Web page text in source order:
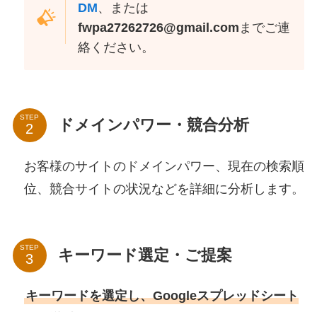
DM、または
fwpa27262726@gmail.com までご連
絡ください。
STEP ドメインパワー・競合分析
お客様のサイトのドメインパワー、現在の検索順
位、競合サイトの状況などを詳細に分析します。
STEP キーワード選定・ご提案
キーワードを選定し、Googleスプレッドシート